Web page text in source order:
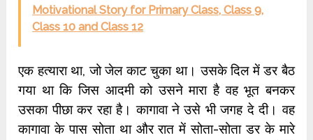
Motivational Story for Primary Class, Class 9,
Class 10 and Class 12
एक हत्यारा था, जो जेल काट चुका था। उसके दिल में डर बैठ
गया था कि जिस आदमी को उसने मारा है वह भूत बनकर
उसका पीछा कर रहा है। कागावा ने उसे भी जगह दे दी। वह
कागावा के पास सोता था और रात में सोता-सोता डर के मारे